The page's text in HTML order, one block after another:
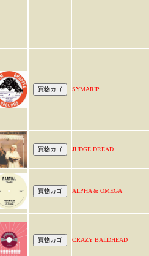
SYMARIP
JUDGE DREAD
ALPHA & OMEGA
CRAZY BALDHEAD